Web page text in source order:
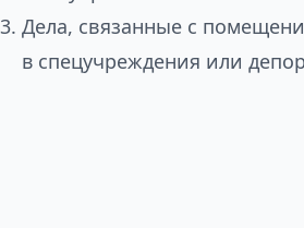
Дела, связанные с
в спецучреждения или